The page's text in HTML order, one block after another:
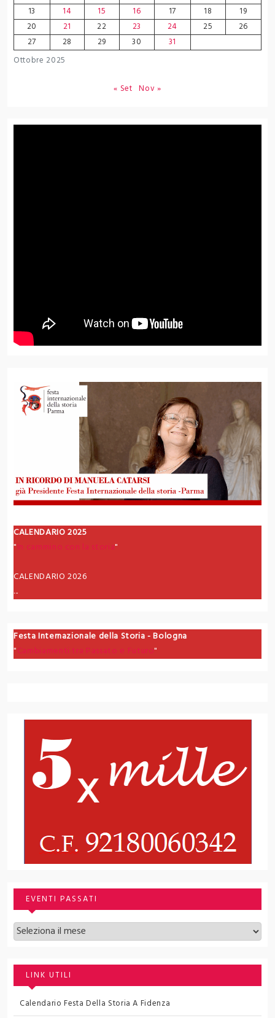
Ottobre 2025
13
14 15 16 17 18
19
20
21 22 23 24 25
26
27
28 29 30 31
« Set Nov »
CALENDARIO 2025
"In cammino con la storia"
CALENDARIO 2026
...
Festa Internazionale della Storia - Bologna
"Cambiamenti tra Passato e Futuro"
EVENTI PASSATI
Archivi
LINK UTILI
Calendario Festa Della Storia A Fidenza